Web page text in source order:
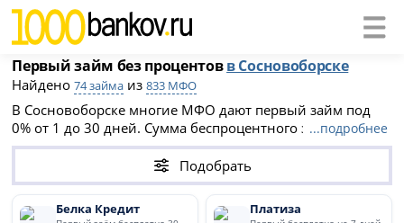
Первый займ без процентовв Сосновоборске
Найдено74 займа из833 МФО
В Сосновоборске многие МФО дают первый займ под
0% от 1 до 30 дней. Сумма беспроцентного займа от 100
до 30 000 рублей. После льготного периода ставки
составляют до 0.8% в день (ПСК до 292%). Оформите
микрозайм без переплат при первом обращении.
...подробнее
Подобрать
Белка Кредит Платиза